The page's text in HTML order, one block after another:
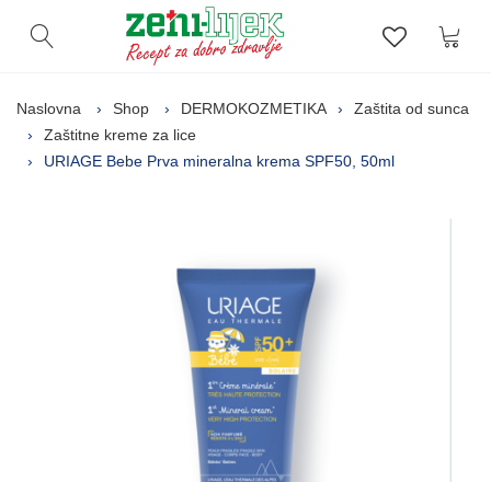
Otvori pretragu Lista
Naslovna Shop DERMOKOZMETIKA
Zaštita od sunca
Zaštitne kreme za lice
URIAGE Bebe Prva mineralna krema SPF50, 50ml